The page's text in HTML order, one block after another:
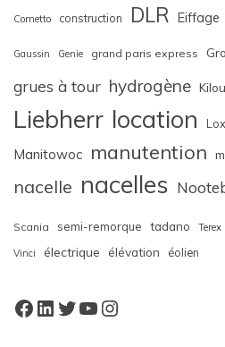
Cometto construction DLR Eiffage
Gaussin Genie grand paris express
grues à tour hydrogène
Liebherr location
Manitowoc manutention
nacelle nacelles
Scania semi-remorque tadano Terex
Vinci électrique élévation éolien
Facebook
LinkedIn
Twitter
YouTube
Instagram